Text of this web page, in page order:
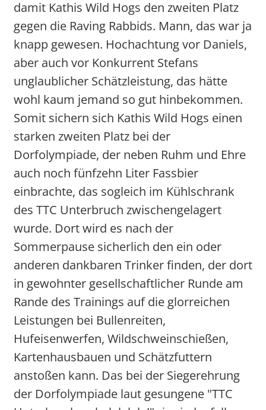
damit Kathis Wild Hogs den zweiten Platz
gegen die Raving Rabbids. Mann, das war ja
knapp gewesen. Hochachtung vor Daniels,
aber auch vor Konkurrent Stefans
unglaublicher Schätzleistung, das hätte
wohl kaum jemand so gut hinbekommen.
Somit sichern sich Kathis Wild Hogs einen
starken zweiten Platz bei der
Dorfolympiade, der neben Ruhm und Ehre
auch noch fünfzehn Liter Fassbier
einbrachte, das sogleich im Kühlschrank
des TTC Unterbruch zwischengelagert
wurde. Dort wird es nach der
Sommerpause sicherlich den ein oder
anderen dankbaren Trinker finden, der dort
in gewohnter gesellschaftlicher Runde am
Rande des Trainings auf die glorreichen
Leistungen bei Bullenreiten,
Hufeisenwerfen, Wildschweinschießen,
Kartenhausbauen und Schätzfuttern
anstoßen kann. Das bei der Siegerehrung
der Dorfolympiade laut gesungene "TTC